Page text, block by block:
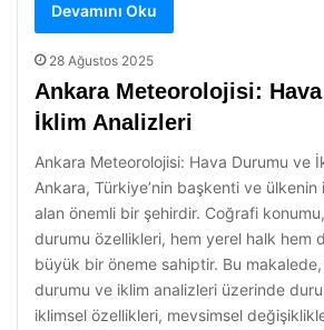
Devamını Oku
28 Ağustos 2025
Ankara Meteorolojisi:
İklim Analizleri
Ankara Meteorolojisi: Hava Durumu ve
Ankara, Türkiye’nin başkenti ve
alan önemli bir şehirdir. Coğrafi
durumu özellikleri, hem yerel halk hem
büyük bir öneme sahiptir. Bu makalede,
durumu ve iklim analizleri üzerinde
iklimsel özellikleri, mevsimsel